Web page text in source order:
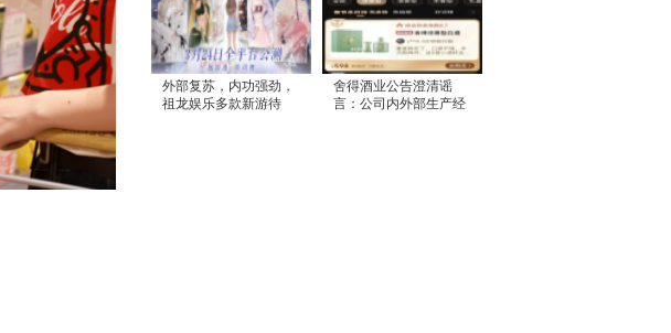
外部复苏，内功强劲，
祖龙娱乐多款新游待
舍得酒业公告澄清谣
言：公司内外部生产经